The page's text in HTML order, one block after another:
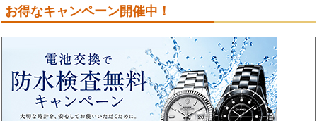
お得なキャンペーン開催中！